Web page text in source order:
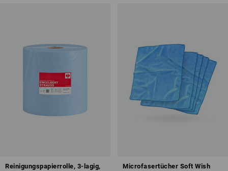
Reinigungspapierrolle, 3-lagig,
Microfasertücher Soft Wish